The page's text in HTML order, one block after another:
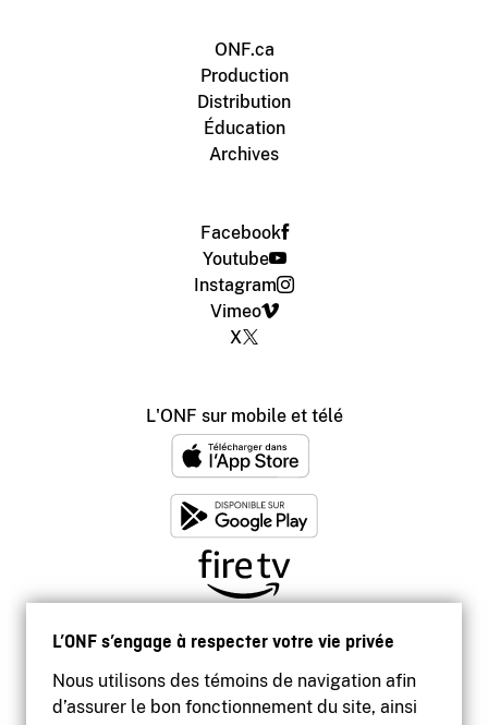
L’ONF s’engage à respecter votre vie privée
Nous utilisons des témoins de navigation afin
d’assurer le bon fonctionnement du site, ainsi
ONF.ca
Production
Distribution
Éducation
Archives
Facebook
Youtube
Instagram
Vimeo
X
L'ONF sur mobile et télé